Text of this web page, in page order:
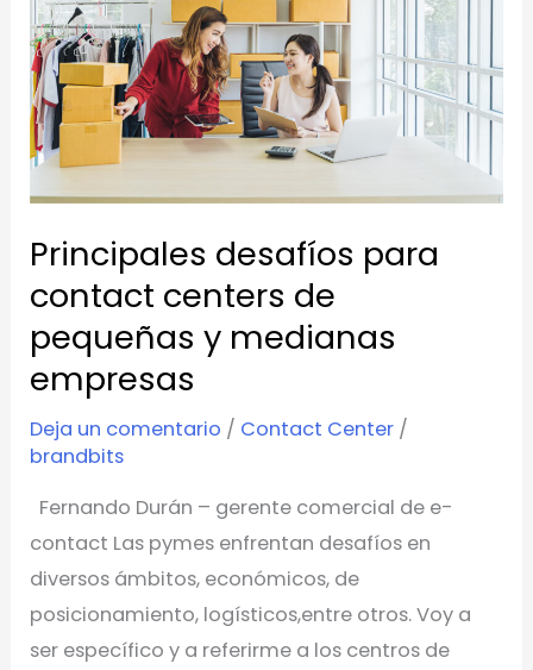
Principales desafíos para
contact centers de
pequeñas y medianas
empresas
Deja un comentario / Contact Center /
brandbits
Fernando Durán – gerente comercial de e-
contact Las pymes enfrentan desafíos en
diversos ámbitos, económicos, de
posicionamiento, logísticos,entre otros. Voy a
ser específico y a referirme a los centros de
contact
centers
de
pequeñas
y
medianas